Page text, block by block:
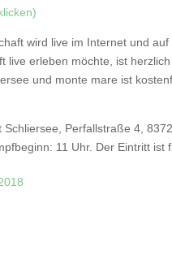
wird live im Internet und
live erleben möchte, ist
und monte mare ist
Perfallstraße 4,
11 Uhr. Der Eintritt ist